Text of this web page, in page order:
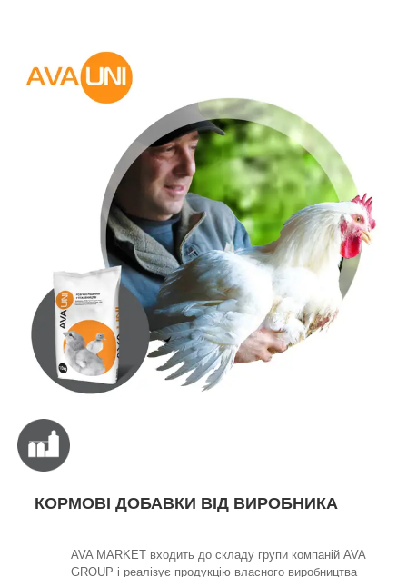
КОРМОВІ ДОБАВКИ ВІД ВИРОБНИКА
AVA MARKET входить до складу групи компаній AVA
GROUP і реалізує продукцію власного виробництва